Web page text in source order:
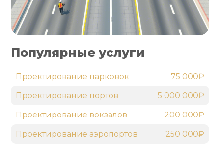
Популярные услуги
Проектирование парковок 75 000₽
Проектирование портов 5 000 000₽
Проектирование вокзалов 200 000₽
Проектирование аэропортов 250 000₽